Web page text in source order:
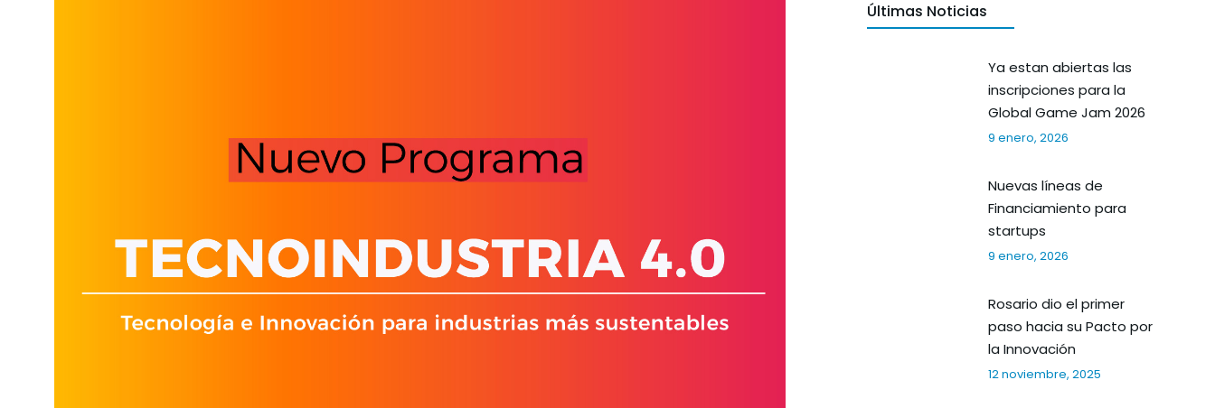
Últimas Noticias
Ya estan abiertas las
inscripciones para la
Global Game Jam 2026
9 enero, 2026
Nuevas líneas de
Financiamiento para
startups
9 enero, 2026
Rosario dio el primer
paso hacia su Pacto por
la Innovación
12 noviembre, 2025